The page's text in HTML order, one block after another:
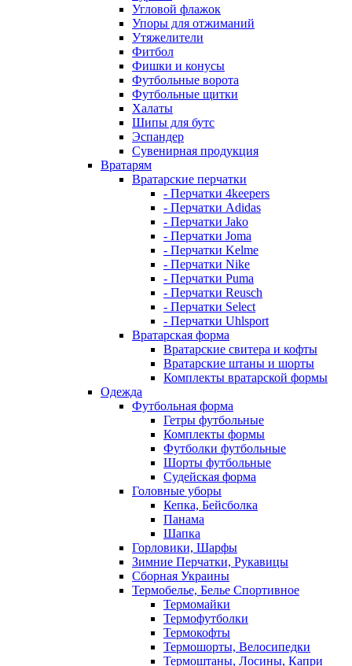
Угловой флажок
Упоры для отжиманий
Утяжелители
Фитбол
Фишки и конусы
Футбольные ворота
Футбольные щитки
Халаты
Шипы для бутс
Эспандер
Сувенирная продукция
Вратарям
Вратарские перчатки
- Перчатки 4keepers
- Перчатки Adidas
- Перчатки Jako
- Перчатки Joma
- Перчатки Kelme
- Перчатки Nike
- Перчатки Puma
- Перчатки Reusch
- Перчатки Select
- Перчатки Uhlsport
Вратарская форма
Вратарские свитера и кофты
Вратарские штаны и шорты
Комплекты вратарской формы
Одежда
Футбольная форма
Гетры футбольные
Комплекты формы
Футболки футбольные
Шорты футбольные
Судейская форма
Головные уборы
Кепка, Бейсболка
Панама
Шапка
Горловики, Шарфы
Зимние Перчатки, Рукавицы
Сборная Украины
Термобелье, Белье Спортивное
Термомайки
Термофутболки
Термокофты
Термошорты, Велосипедки
Термоштаны, Лосины, Капри